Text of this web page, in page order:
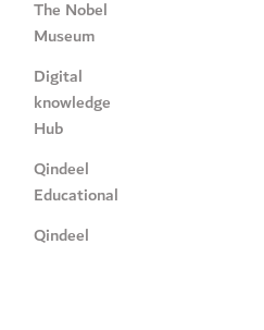
The Nobel
Museum
Digital
knowledge
Hub
Qindeel
Educational
Qindeel